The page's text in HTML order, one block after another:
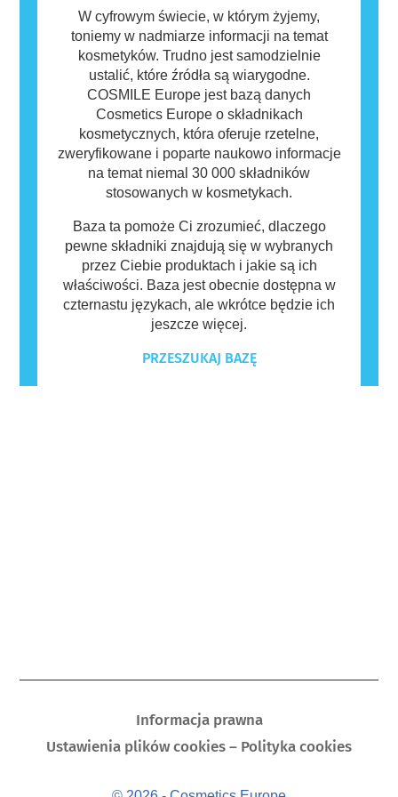
W cyfrowym świecie, w którym żyjemy,
toniemy w nadmiarze informacji na temat
kosmetyków. Trudno jest samodzielnie
ustalić, które źródła są wiarygodne.
COSMILE Europe jest bazą danych
Cosmetics Europe o składnikach
kosmetycznych, która oferuje rzetelne,
zweryfikowane i poparte naukowo informacje
na temat niemal 30 000 składników
stosowanych w kosmetykach.
Baza ta pomoże Ci zrozumieć, dlaczego
pewne składniki znajdują się w wybranych
przez Ciebie produktach i jakie są ich
właściwości. Baza jest obecnie dostępna w
czternastu językach, ale wkrótce będzie ich
jeszcze więcej.
PRZESZUKAJ BAZĘ
Informacja prawna
Ustawienia plików cookies – Polityka cookies